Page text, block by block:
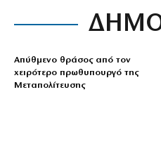
Απύθμενο θράσος από τον
χειρότερο πρωθυπουργό της
Μεταπολίτευσης